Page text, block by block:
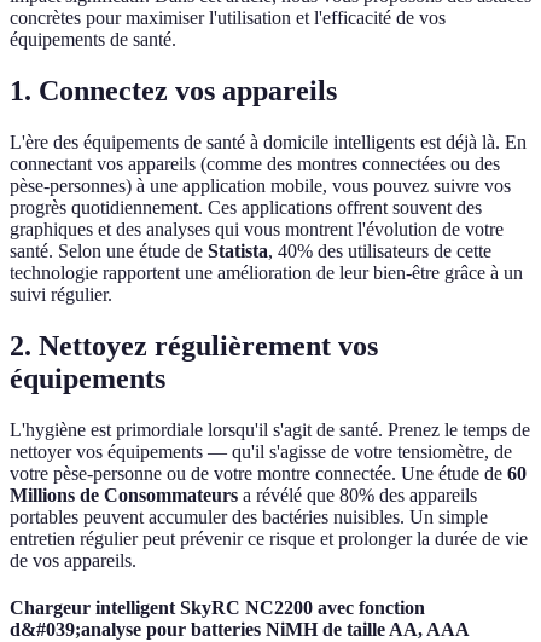
concrètes pour maximiser l'utilisation et l'efficacité de vos
équipements de santé.
1. Connectez vos appareils
L'ère des équipements de santé à domicile intelligents est déjà là. En
connectant vos appareils (comme des montres connectées ou des
pèse-personnes) à une application mobile, vous pouvez suivre vos
progrès quotidiennement. Ces applications offrent souvent des
graphiques et des analyses qui vous montrent l'évolution de votre
santé. Selon une étude de Statista, 40% des utilisateurs de cette
technologie rapportent une amélioration de leur bien-être grâce à un
suivi régulier.
2. Nettoyez régulièrement vos
équipements
L'hygiène est primordiale lorsqu'il s'agit de santé. Prenez le temps de
nettoyer vos équipements — qu'il s'agisse de votre tensiomètre, de
votre pèse-personne ou de votre montre connectée. Une étude de 60
Millions de Consommateurs a révélé que 80% des appareils
portables peuvent accumuler des bactéries nuisibles. Un simple
entretien régulier peut prévenir ce risque et prolonger la durée de vie
de vos appareils.
Chargeur intelligent SkyRC NC2200 avec fonction
d&#039;analyse pour batteries NiMH de taille AA, AAA